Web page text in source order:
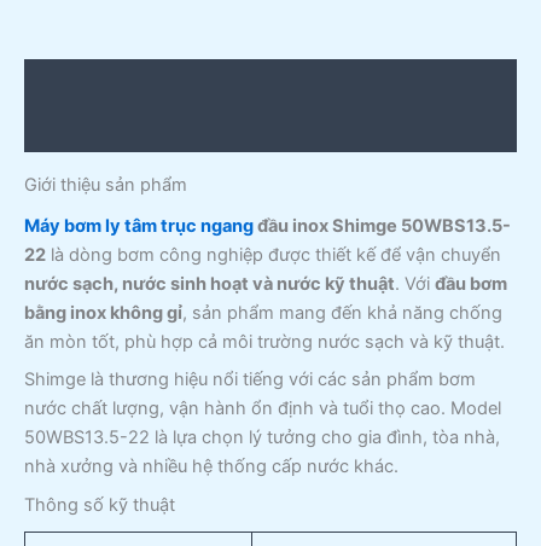
Giới thiệu sản phẩm
Máy bơm ly tâm trục ngangđầu inox Shimge 50WBS13.5-
22 là dòng bơm công nghiệp được thiết kế để vận chuyển
nước sạch, nước sinh hoạt và nước kỹ thuật. Với đầu bơm
bằng inox không gỉ, sản phẩm mang đến khả năng chống
ăn mòn tốt, phù hợp cả môi trường nước sạch và kỹ thuật.
Shimge là thương hiệu nổi tiếng với các sản phẩm bơm
nước chất lượng, vận hành ổn định và tuổi thọ cao. Model
50WBS13.5-22 là lựa chọn lý tưởng cho gia đình, tòa nhà,
nhà xưởng và nhiều hệ thống cấp nước khác.
Thông số kỹ thuật